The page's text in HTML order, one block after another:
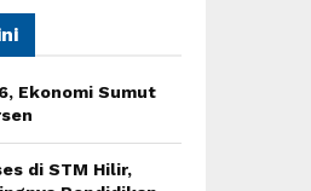
Ekonomi Sumut
di STM Hilir,